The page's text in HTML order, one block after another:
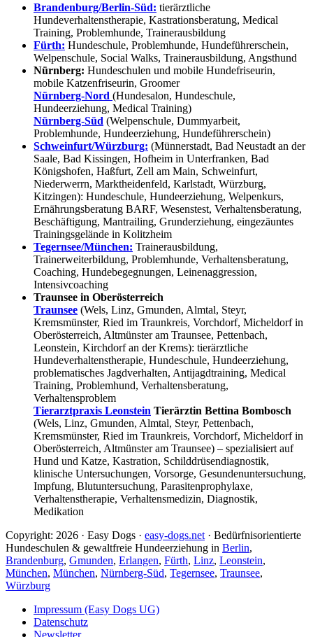
Brandenburg/Berlin-Süd: tierärztliche
Hundeverhaltenstherapie, Kastrationsberatung, Medical
Training, Problemhunde, Trainerausbildung
Fürth: Hundeschule, Problemhunde, Hundeführerschein,
Welpenschule, Social Walks, Trainerausbildung, Angsthund
Nürnberg: Hundeschulen und mobile Hundefriseurin,
mobile Katzenfriseurin, Groomer
Nürnberg-Nord (Hundesalon, Hundeschule,
Hundeerziehung, Medical Training)
Nürnberg-Süd (Welpenschule, Dummyarbeit,
Problemhunde, Hundeerziehung, Hundeführerschein)
Schweinfurt/Würzburg: (Münnerstadt, Bad Neustadt an der
Saale, Bad Kissingen, Hofheim in Unterfranken, Bad
Königshofen, Haßfurt, Zell am Main, Schweinfurt,
Niederwerrn, Marktheidenfeld, Karlstadt, Würzburg,
Kitzingen): Hundeschule, Hundeerziehung, Welpenkurs,
Ernährungsberatung BARF, Wesenstest, Verhaltensberatung,
Beschäftigung, Mantrailing, Grunderziehung, eingezäuntes
Trainingsgelände in Kolitzheim
Tegernsee/München: Trainerausbildung,
Trainerweiterbildung, Problemhunde, Verhaltensberatung,
Coaching, Hundebegegnungen, Leinenaggression,
Intensivcoaching
Traunsee in Oberösterreich
Traunsee (Wels, Linz, Gmunden, Almtal, Steyr,
Kremsmünster, Ried im Traunkreis, Vorchdorf, Micheldorf in
Oberösterreich, Altmünster am Traunsee, Pettenbach,
Leonstein, Kirchdorf an der Krems): tierärztliche
Hundeverhaltenstherapie, Hundeschule, Hundeerziehung,
problematisches Jagdverhalten, Antijagdtraining, Medical
Training, Problemhund, Verhaltensberatung,
Verhaltensproblem
Tierarztpraxis Leonstein Tierärztin Bettina Bombosch
(Wels, Linz, Gmunden, Almtal, Steyr, Pettenbach,
Kremsmünster, Ried im Traunkreis, Vorchdorf, Micheldorf in
Oberösterreich, Altmünster am Traunsee) – spezialisiert auf
Hund und Katze, Kastration, Schilddrüsendiagnostik,
klinische Untersuchungen, Vorsorge, Gesundenuntersuchung,
Impfung, Blutuntersuchung, Parasitenprophylaxe,
Verhaltenstherapie, Verhaltensmedizin, Diagnostik,
Medikation
Copyright: 2026 · Easy Dogs · easy-dogs.net · Bedürfnisorientierte
Hundeschulen & gewaltfreie Hundeerziehung in Berlin,
Brandenburg, Gmunden, Erlangen, Fürth, Linz, Leonstein,
München, München, Nürnberg-Süd, Tegernsee, Traunsee,
Würzburg
Impressum (Easy Dogs UG)
Datenschutz
Newsletter